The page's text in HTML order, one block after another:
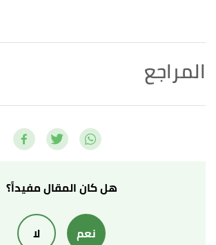
المراجع
8/12/2021. Edited.
,celeb
, Retrieved 8/12/2021.
هل كان المقال مفيداً؟
نعم لا